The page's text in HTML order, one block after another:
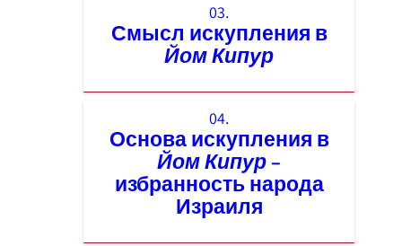
03.
Смысл искупления в
Йом Кипур
04.
Основа искупления в
Йом Кипур –
избранность народа
Израиля